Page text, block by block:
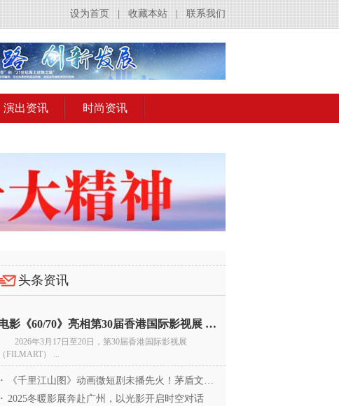
联系我们
收藏本站
设为首页
演出资讯 时尚资讯
头条资讯
电影《60/70》亮相第30届香港国际影视展 冲刺戛纳备
2026年3月17日至20日，第30届香港国际影视展
（FILMART） ...
·
《千里江山图》动画微短剧未播先火！茅盾文学奖IP首
· 2025冬暖影展奔赴广州，以光影开启时空对话